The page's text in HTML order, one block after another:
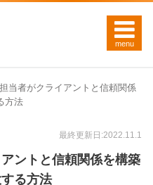
当者がクライアントと信頼関係
方法
最終更新日:2022.11.1
ントと信頼関係を構築
る方法